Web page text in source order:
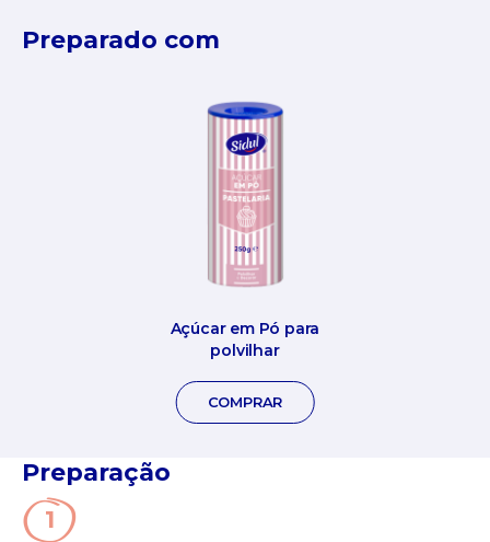
Preparado com
Açúcar em Pó para
polvilhar
COMPRAR
Preparação